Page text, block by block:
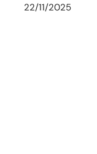
22/11/2025